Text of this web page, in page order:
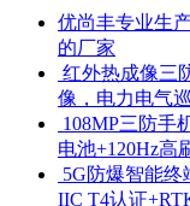
优尚丰专业生
的厂家
红外热成像三
像，电力电气
108MP三防手
电池+120Hz高
5G防爆智能
IIC T4认证